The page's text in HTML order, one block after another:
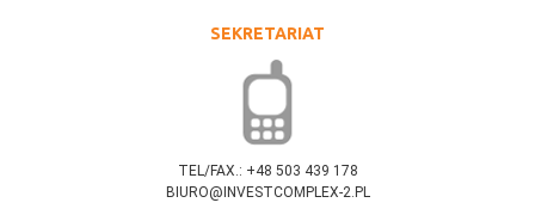
SEKRETARIAT
TEL/FAX.: +48 503 439 178
BIURO@INVESTCOMPLEX-2.PL